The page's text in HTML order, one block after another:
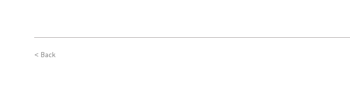
< Back